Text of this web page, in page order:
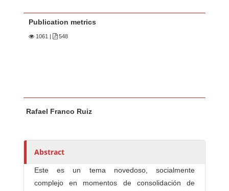
Publication metrics
1061 | 548
u
h
r
Rafael Franco Ruiz
Abstract
Este es un tema novedoso, socialmente
complejo en momentos de consolidación de